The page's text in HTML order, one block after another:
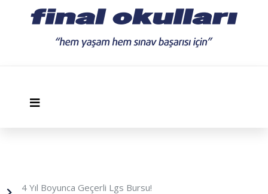
4 Yıl Boyunca Geçerli Lgs Bursu!